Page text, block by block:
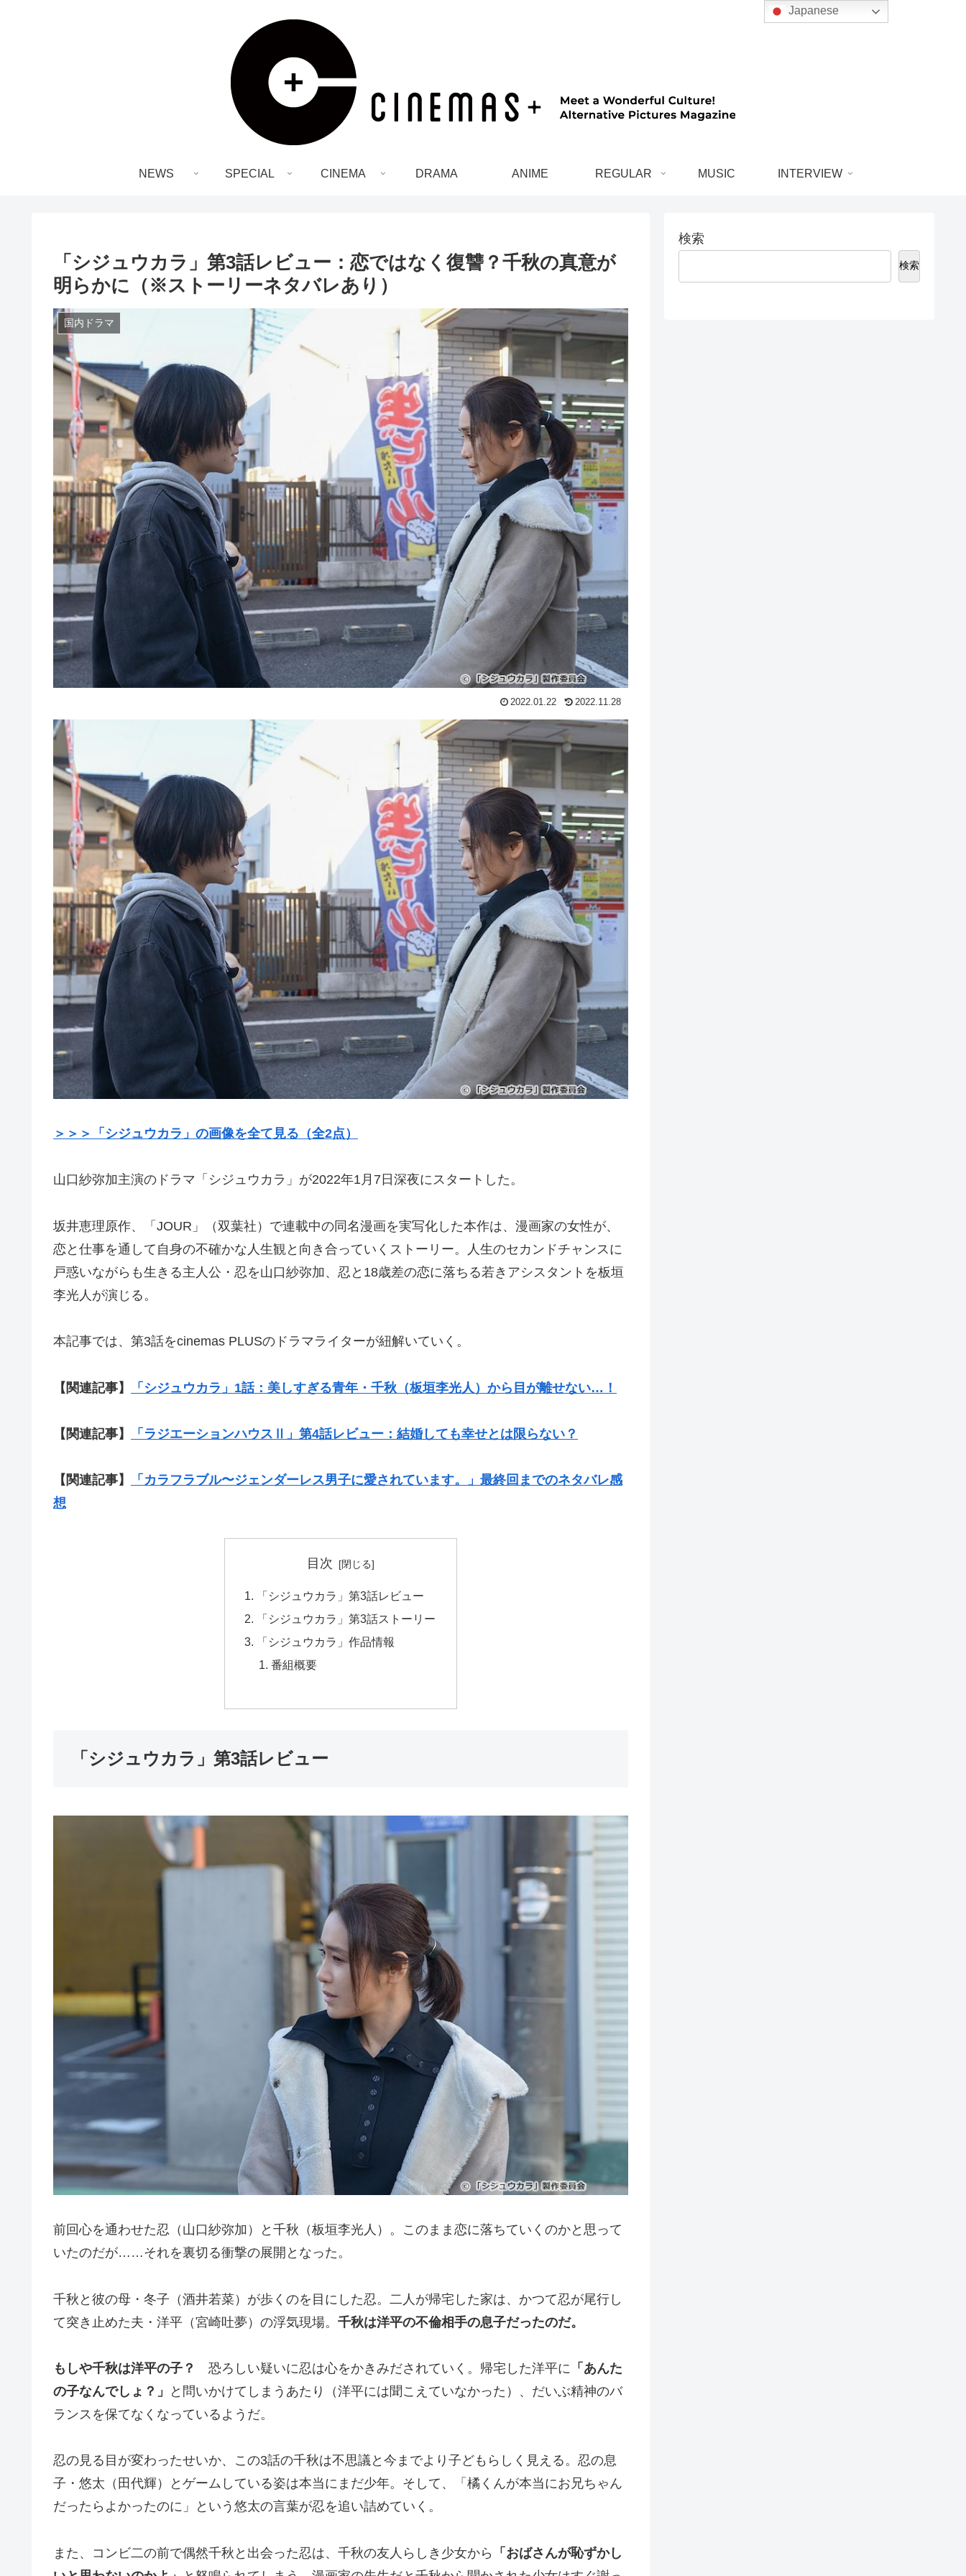
NEWS SPECIAL CINEMA DRAMA ANIME REGULAR MUSIC INTERVIEW
「シジュウカラ」第3話レビュー：恋ではなく復讐？千秋の真意が
明らかに（※ストーリーネタバレあり）
国内ドラマ
2022.01.22 2022.11.28
＞＞＞「シジュウカラ」の画像を全て見る（全2点）
山口紗弥加主演のドラマ「シジュウカラ」が2022年1月7日深夜にスタートした。
坂井恵理原作、「JOUR」（双葉社）で連載中の同名漫画を実写化した本作は、漫画家の女性が、
恋と仕事を通して自身の不確かな人生観と向き合っていくストーリー。人生のセカンドチャンスに
戸惑いながらも生きる主人公・忍を山口紗弥加、忍と18歳差の恋に落ちる若きアシスタントを板垣
李光人が演じる。
本記事では、第3話をcinemas PLUSのドラマライターが紐解いていく。
【関連記事】 「シジュウカラ」1話：美しすぎる青年・千秋（板垣李光人）から目が離せない…！
【関連記事】 「ラジエーションハウスⅡ」第4話レビュー：結婚しても幸せとは限らない？
【関連記事】
「カラフラブル〜ジェンダーレス男子に愛されています。」最終回までのネタバレ感
想
目次
「シジュウカラ」第3話レビュー
「シジュウカラ」第3話ストーリー
「シジュウカラ」作品情報
番組概要
「シジュウカラ」第3話レビュー
前回心を通わせた忍（山口紗弥加）と千秋（板垣李光人）。このまま恋に落ちていくのかと思って
いたのだが……それを裏切る衝撃の展開となった。
千秋と彼の母・冬子（酒井若菜）が歩くのを目にした忍。二人が帰宅した家は、かつて忍が尾行し
て突き止めた夫・洋平（宮崎吐夢）の浮気現場。 千秋は洋平の不倫相手の息子だったのだ。
もしや千秋は洋平の子？ 恐ろしい疑いに忍は心をかきみだされていく。帰宅した洋平に 「あんた
の子なんでしょ？」
と問いかけてしまうあたり（洋平には聞こえていなかった）、だいぶ精神のバ
ランスを保てなくなっているようだ。
忍の見る目が変わったせいか、この3話の千秋は不思議と今までより子どもらしく見える。忍の息
子・悠太（田代輝）とゲームしている姿は本当にまだ少年。そして、「橘くんが本当にお兄ちゃん
だったらよかったのに」という悠太の言葉が忍を追い詰めていく。
また、コンビ二の前で偶然千秋と出会った忍は、千秋の友人らしき少女から
「おばさんが恥ずかし
検索
検索
Japanese